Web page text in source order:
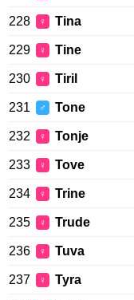
228 ♀ Tina
229 ♀ Tine
230 ♀ Tiril
231 ♂ Tone
232 ♀ Tonje
233 ♀ Tove
234 ♀ Trine
235 ♀ Trude
236 ♀ Tuva
237 ♀ Tyra